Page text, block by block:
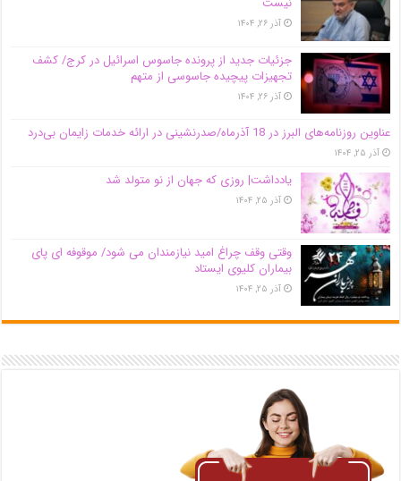
آذر ۲۶, ۱۴۰۴
جزئیات جدید از پرونده جاسوس اسرائیل در کرج/‌ کشف
تجهیزات پیچیده جاسوسی از متهم
آذر ۲۶, ۱۴۰۴
عناوین روزنامه‌های البرز در ‌18 آذرماه/صدرنشینی در ارائه خدمات زایمان بی‌درد
آذر ۲۵, ۱۴۰۴
یادداشت| روزی که جهان از نو متولد شد
آذر ۲۵, ۱۴۰۴
وقتی وقف چراغ امید نیازمندان می شود/ موقوفه ای پای
بیماران کلیوی ایستاد
آذر ۲۵, ۱۴۰۴